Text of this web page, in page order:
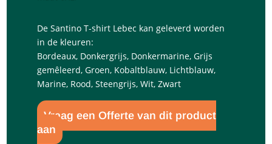
De Santino T-shirt Lebec kan geleverd worden
in de kleuren:
Bordeaux, Donkergrijs, Donkermarine, Grijs
gemêleerd, Groen, Kobaltblauw, Lichtblauw,
Marine, Rood, Steengrijs, Wit, Zwart
Vraag een Offerte van dit product
aan